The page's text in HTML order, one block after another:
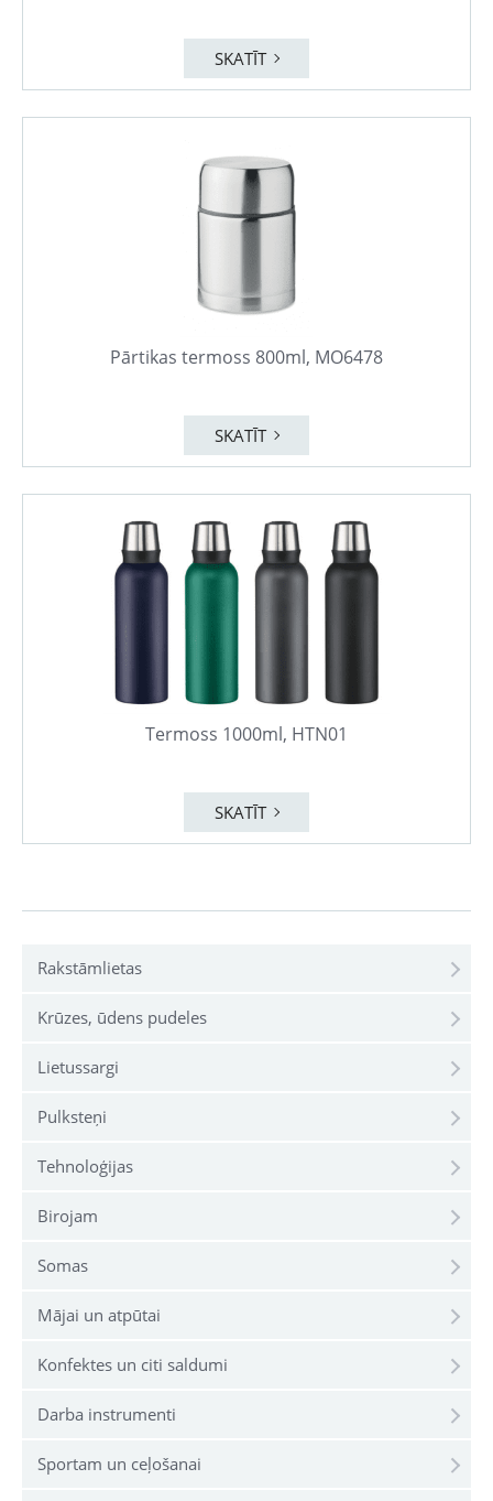
Rakstāmlietas
Krūzes, ūdens pudeles
Lietussargi
Pulksteņi
Tehnoloģijas
Birojam
Somas
Mājai un atpūtai
Konfektes un citi saldumi
Darba instrumenti
Sportam un ceļošanai
SKATĪT
Pārtikas termoss 800ml, MO6478
SKATĪT
Termoss 1000ml, HTN01
SKATĪT